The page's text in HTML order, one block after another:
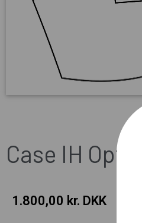
Case IH Optum
1.800,00 kr. DKK